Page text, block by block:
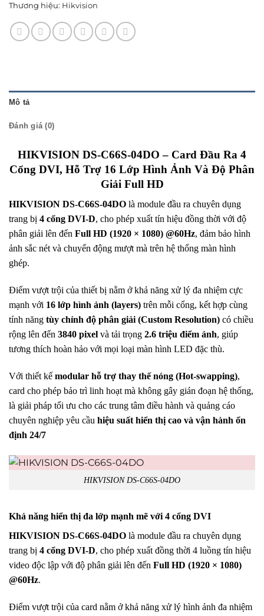
Thương hiệu: Hikvision
Mô tả
Đánh giá (0)
HIKVISION DS-C66S-04DO – Card Đầu Ra 4
Cổng DVI, Hỗ Trợ 16 Lớp Hình Ảnh Và Độ Phân
Giải Full HD
HIKVISION DS-C66S-04DO là module đầu ra chuyên dụng
trang bị 4 cổng DVI-D, cho phép xuất tín hiệu đồng thời với độ
phân giải lên đến Full HD (1920 × 1080) @60Hz, đảm bảo hình
ảnh sắc nét và chuyển động mượt mà trên hệ thống màn hình
ghép.
Điểm vượt trội của thiết bị nằm ở khả năng xử lý đa nhiệm cực
mạnh với 16 lớp hình ảnh (layers) trên mỗi cổng, kết hợp cùng
tính năng tùy chỉnh độ phân giải (Custom Resolution) có chiều
rộng lên đến 3840 pixel và tải trọng 2.6 triệu điểm ảnh, giúp
tương thích hoàn hảo với mọi loại màn hình LED đặc thù.
Với thiết kế modular hỗ trợ thay thế nóng (Hot-swapping),
card cho phép bảo trì linh hoạt mà không gây gián đoạn hệ thống,
là giải pháp tối ưu cho các trung tâm điều hành và quảng cáo
chuyên nghiệp yêu cầu hiệu suất hiển thị cao và vận hành ổn
định 24/7
HIKVISION DS-C66S-04DO
Khả năng hiển thị đa lớp mạnh mẽ với 4 cổng DVI
HIKVISION DS-C66S-04DO là module đầu ra chuyên dụng
trang bị 4 cổng DVI-D, cho phép xuất đồng thời 4 luồng tín hiệu
video độc lập với độ phân giải lên đến Full HD (1920 × 1080)
@60Hz.
Điểm vượt trội của card nằm ở khả năng xử lý hình ảnh đa nhiệm